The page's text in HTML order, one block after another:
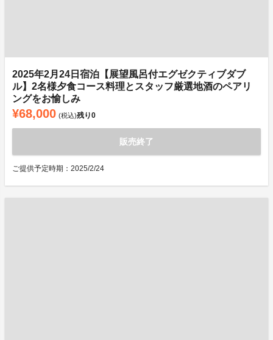
2025年2月24日宿泊【展望風呂付エグゼクティブダブ
ル】2名様夕食コース料理とスタッフ厳選地酒のペアリ
ングをお愉しみ
¥68,000 (税込)残り0
販売終了
ご提供予定時期：2025/2/24